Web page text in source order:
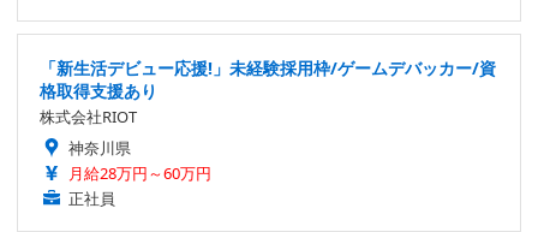
「新生活デビュー応援!」未経験採用枠/ゲームデバッカー/資
格取得支援あり
株式会社RIOT
神奈川県
月給28万円～60万円
正社員